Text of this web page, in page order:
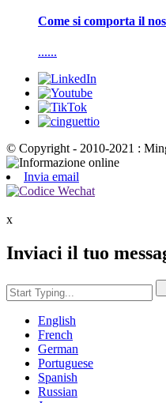
Come si comporta il
......
© Copyright - 2010-2021 :
Invia email
x
Inviaci il tuo
English
French
German
Portuguese
Spanish
Russian